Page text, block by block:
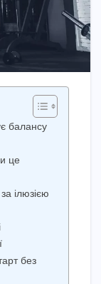
балансу
це
ілюзією
без